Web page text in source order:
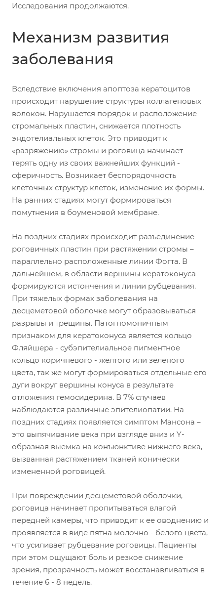
Исследования продолжаются.
Механизм развития
заболевания
Вследствие включения апоптоза кератоцитов
происходит нарушение структуры коллагеновых
волокон. Нарушается порядок и расположение
стромальных пластин, снижается плотность
эндотелиальных клеток. Это приводит к
«разряжению» стромы и роговица начинает
терять одну из своих важнейших функций -
сферичность. Возникает беспорядочность
клеточных структур клеток, изменение их формы.
На ранних стадиях могут формироваться
помутнения в боуменовой мембране.
На поздних стадиях происходит разъединение
роговичных пластин при растяжении стромы –
параллельно расположенные линии Фогта. В
дальнейшем, в области вершины кератоконуса
формируются истончения и линии рубцевания.
При тяжелых формах заболевания на
десцеметовой оболочке могут образовываться
разрывы и трещины. Патогномоничным
признаком для кератоконуса является кольцо
Фляйшера - субэпителиальное пигментное
кольцо коричневого - желтого или зеленого
цвета, так же могут формироваться отдельные его
дуги вокруг вершины конуса в результате
отложения гемосидерина. В 7% случаев
наблюдаются различные эпителиопатии. На
поздних стадиях появляется симптом Мансона –
это выпячивание века при взгляде вниз и Y-
образная выемка на конъюнктиве нижнего века,
вызванная растяжением тканей конически
измененной роговицей.
При повреждении десцеметовой оболочки,
роговица начинает пропитываться влагой
передней камеры, что приводит к ее оводнению и
проявляется в виде пятна молочно - белого цвета,
что усиливает рубцевание роговицы. Пациенты
при этом ощущают боль и резкое снижение
зрения, прозрачность может восстанавливаться в
течение 6 - 8 недель.